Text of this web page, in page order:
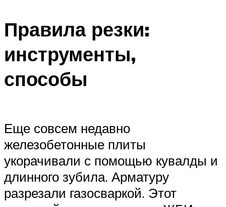
Правила резки:
инструменты,
способы
Еще совсем недавно
железобетонные плиты
укорачивали с помощью кувалды и
длинного зубила. Арматуру
разрезали газосваркой. Этот